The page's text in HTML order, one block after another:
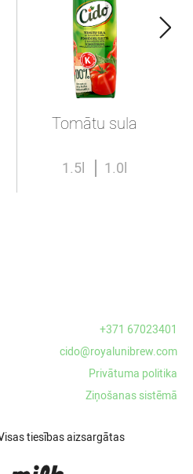
Tomātu sula
1.5l 1.0l
+371 67023401
cido@royalunibrew.com
Privātuma politika
Ziņošanas sistēmā
tiesības aizsargātas